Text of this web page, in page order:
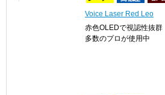
Voice Laser Red Leo
赤色OLEDで視認性抜群
多数のプロが使用中